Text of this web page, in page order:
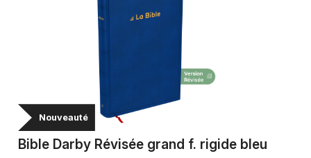
Nouveauté
Bible Darby Révisée grand f. rigide bleu